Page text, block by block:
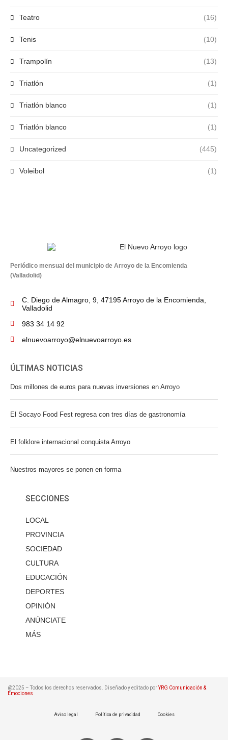
Teatro (16)
Tenis (10)
Trampolín (13)
Triatlón (1)
Triatlón blanco (1)
Triatlón blanco (1)
Uncategorized (445)
Voleibol (1)
Periódico mensual del municipio de Arroyo de la Encomienda
(Valladolid)
C. Diego de Almagro, 9, 47195 Arroyo de la Encomienda,
Valladolid
983 34 14 92
elnuevoarroyo@elnuevoarroyo.es
ÚLTIMAS NOTICIAS
Dos millones de euros para nuevas inversiones en Arroyo
El Socayo Food Fest regresa con tres días de gastronomía
El folklore internacional conquista Arroyo
Nuestros mayores se ponen en forma
SECCIONES
LOCAL
PROVINCIA
SOCIEDAD
CULTURA
EDUCACIÓN
DEPORTES
OPINIÓN
ANÚNCIATE
MÁS
@2025 – Todos los derechos reservados. Diseñado y editado porYRG Comunicación &
Emociones
Aviso legal Política de privacidad Cookies